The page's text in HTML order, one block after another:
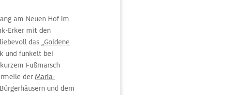
am Neuen Hof im
Erker mit den
das „Goldene
und funkelt bei
Fußmarsch
derMaria-
und dem